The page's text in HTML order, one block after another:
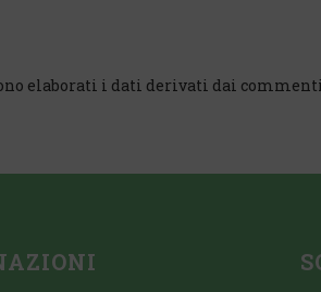
elaborati i dati derivati dai